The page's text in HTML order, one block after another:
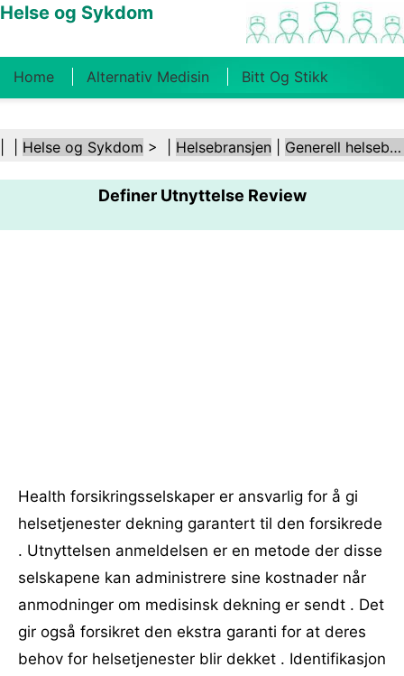
Helse og Sykdom
Home Alternativ Medisin Bitt Og Stikk
Kosthold Og Ernæring Familiehelse
Helsebransjen Psykisk Helse Folkehelse Og
Sikkerhet Kirurgi Og Prosedyrer Helse
Helse og Sykdom > | Helsebransjen Generell helsebransje
Definer Utnyttelse Review
Health forsikringsselskaper er ansvarlig for å gi
helsetjenester dekning garantert til den forsikrede
. Utnyttelsen anmeldelsen er en metode der disse
selskapene kan administrere sine kostnader når
anmodninger om medisinsk dekning er sendt . Det
gir også forsikret den ekstra garanti for at deres
behov for helsetjenester blir dekket . Identifikasjon